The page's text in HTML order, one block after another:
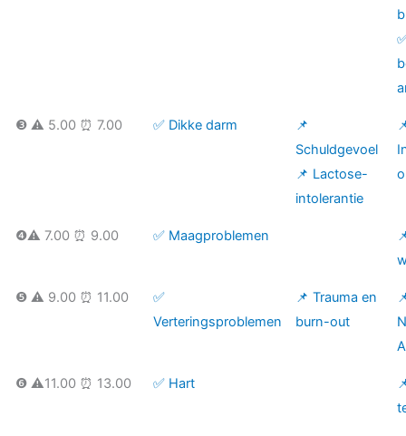
❸ ⚠️ 5.00 ⏰ 7.00 ✅ Dikke darm
📌
Schuldgevoel
📌 Lactose-
intolerantie
❹⚠️ 7.00 ⏰ 9.00 ✅ Maagproblemen
❺ ⚠️ 9.00 ⏰ 11.00
✅
Verteringsproblemen
📌 Trauma en
burn-out
❻ ⚠️11.00 ⏰ 13.00 ✅ Hart